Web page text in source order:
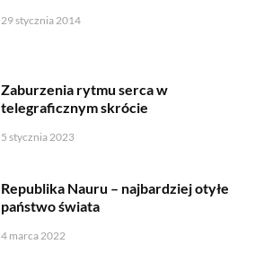
29 stycznia 2014
Zaburzenia rytmu serca w
telegraficznym skrócie
5 stycznia 2023
Republika Nauru – najbardziej otyłe
państwo świata
4 marca 2022